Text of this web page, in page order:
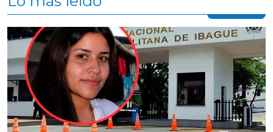
Contenido multimedia principal